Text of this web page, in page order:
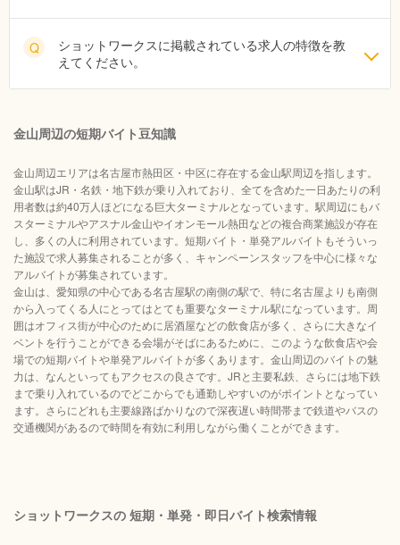
Q
ショットワークスに掲載されている求人の特徴を教
えてください。
金山周辺の短期バイト豆知識
金山周辺エリアは名古屋市熱田区・中区に存在する金山駅周辺を指します。
金山駅はJR・名鉄・地下鉄が乗り入れており、全てを含めた一日あたりの利
用者数は約40万人ほどになる巨大ターミナルとなっています。駅周辺にもバ
スターミナルやアスナル金山やイオンモール熱田などの複合商業施設が存在
し、多くの人に利用されています。短期バイト・単発アルバイトもそういっ
た施設で求人募集されることが多く、キャンペーンスタッフを中心に様々な
アルバイトが募集されています。
金山は、愛知県の中心である名古屋駅の南側の駅で、特に名古屋よりも南側
から入ってくる人にとってはとても重要なターミナル駅になっています。周
囲はオフィス街が中心のために居酒屋などの飲食店が多く、さらに大きなイ
ベントを行うことができる会場がそばにあるために、このような飲食店や会
場での短期バイトや単発アルバイトが多くあります。金山周辺のバイトの魅
力は、なんといってもアクセスの良さです。JRと主要私鉄、さらには地下鉄
まで乗り入れているのでどこからでも通勤しやすいのがポイントとなってい
ます。さらにどれも主要線路ばかりなので深夜遅い時間帯まで鉄道やバスの
交通機関があるので時間を有効に利用しながら働くことができます。
ショットワークスの 短期・単発・即日バイト検索情報